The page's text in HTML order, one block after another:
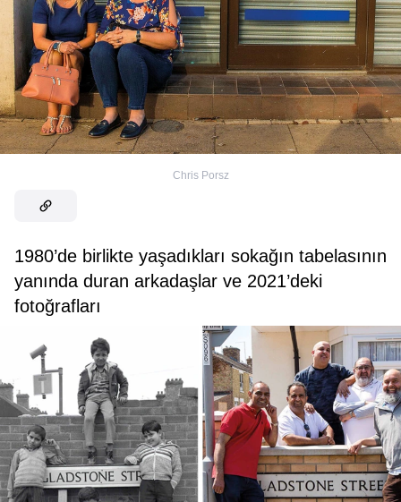
Chris Porsz
1980’de birlikte yaşadıkları sokağın tabelasının
yanında duran arkadaşlar ve 2021’deki
fotoğrafları